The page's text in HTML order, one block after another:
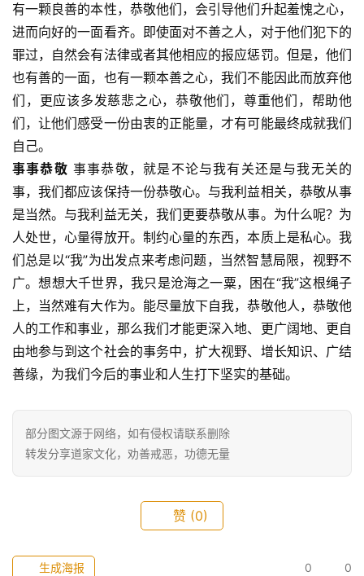
有一颗良善的本性，恭敬他们，会引导他们升起羞愧之心，
进而向好的一面看齐。即使面对不善之人，对于他们犯下的
罪过，自然会有法律或者其他相应的报应惩罚。但是，他们
也有善的一面，也有一颗本善之心，我们不能因此而放弃他
们，更应该多发慈悲之心，恭敬他们，尊重他们，帮助他
们，让他们感受一份由衷的正能量，才有可能最终成就我们
自己。
事事恭敬 事事恭敬，就是不论与我有关还是与我无关的
事，我们都应该保持一份恭敬心。与我利益相关，恭敬从事
是当然。与我利益无关，我们更要恭敬从事。为什么呢？为
人处世，心量得放开。制约心量的东西，本质上是私心。我
们总是以“我”为出发点来考虑问题，当然智慧局限，视野不
广。想想大千世界，我只是沧海之一粟，困在“我”这根绳子
上，当然难有大作为。能尽量放下自我，恭敬他人，恭敬他
人的工作和事业，那么我们才能更深入地、更广阔地、更自
由地参与到这个社会的事务中，扩大视野、增长知识、广结
善缘，为我们今后的事业和人生打下坚实的基础。
部分图文源于网络，如有侵权请联系删除
转发分享道家文化，劝善戒恶，功德无量
赞 (0)
0 0
生成海报